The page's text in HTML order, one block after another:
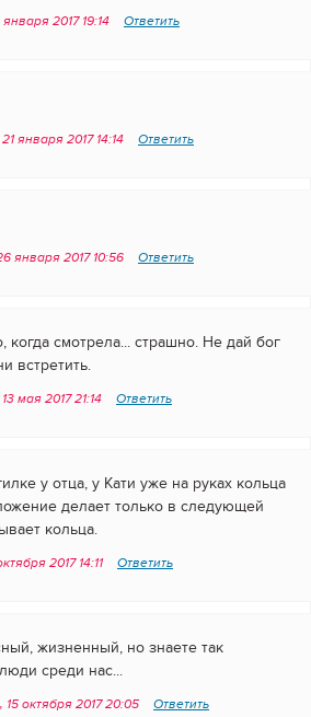
2017 19:14 Ответить
января 2017 14:14 Ответить
января 2017 10:56 Ответить
когда смотрела... страшно. Не дай бог
встретить.
мая 2017 21:14 Ответить
у отца, у Кати уже на руках кольца
делает только в следующей
кольца.
2017 14:11 Ответить
жизненный, но знаете так
среди нас...
октября 2017 20:05 Ответить